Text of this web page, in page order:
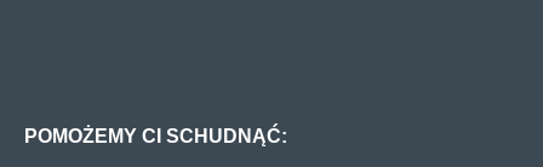
POMOŻEMY CI SCHUDNĄĆ: